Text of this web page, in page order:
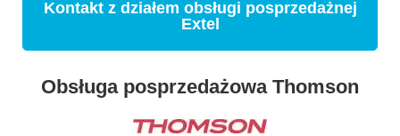
Kontakt z działem obsługi posprzedażnej
Extel
Obsługa posprzedażowa Thomson